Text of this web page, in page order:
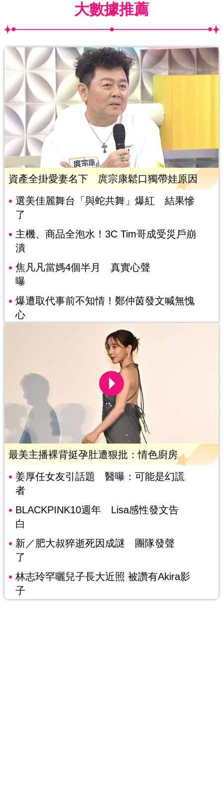
大數據推薦
資產全掛愛妻名下 庹宗康鬆口獨帶娃原因
選美佳麗舞台「與蛇共舞」爆紅 結果慘
了
主機、商品全泡水！3C Tim哥成受災戶崩
潰
焦凡凡當媽4個半月 真實心聲
曝
爆遭取代事前不知情！鄭仲茵發文喊無愧
心
最美主播裸背挺孕肚遭狠批：情色廚房
姜厚任女友引話題 醫曝：可能是幻謊
者
BLACKPINK10週年 Lisa感性發文告
白
新／肥大叔猝逝死因成謎 團隊發聲
了
林志玲罕曬兒子長大近照 被讚有Akira影
子